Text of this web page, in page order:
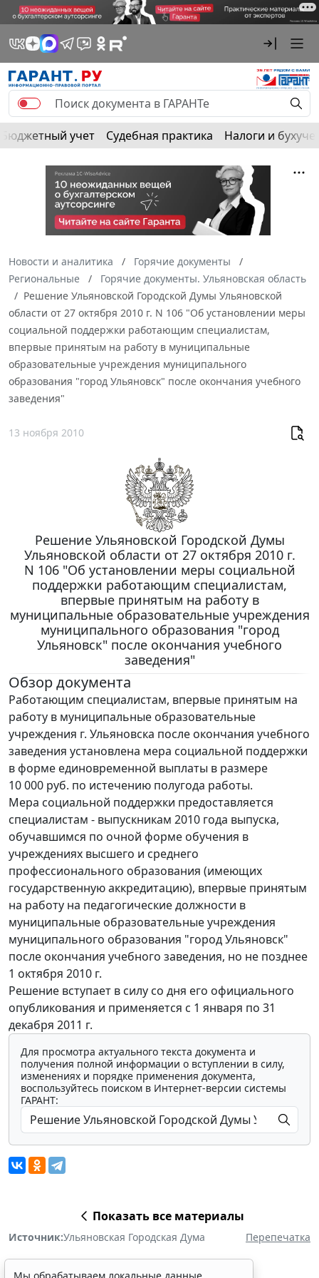
Бюджетный учет Судебная практика Налоги и
Новости и аналитика
Горячие документы
Региональные
Горячие документы. Ульяновская область
Решение Ульяновской Городской Думы Ульяновской
области от 27 октября 2010 г. N 106 "Об установлении меры
социальной поддержки работающим специалистам,
впервые принятым на работу в муниципальные
образовательные учреждения муниципального
образования "город Ульяновск" после окончания учебного
заведения"
13 ноября 2010
Решение Ульяновской Городской Думы
Ульяновской области от 27 октября 2010 г.
N 106 "Об установлении меры социальной
поддержки работающим специалистам,
впервые принятым на работу в
муниципальные образовательные учреждения
муниципального образования "город
Ульяновск" после окончания учебного
заведения"
Обзор документа
Работающим специалистам, впервые принятым на
работу в муниципальные образовательные
учреждения г. Ульяновска после окончания учебного
заведения установлена мера социальной поддержки
в форме единовременной выплаты в размере
10 000 руб. по истечению полугода работы.
Мера социальной поддержки предоставляется
специалистам - выпускникам 2010 года выпуска,
обучавшимся по очной форме обучения в
учреждениях высшего и среднего
профессионального образования (имеющих
государственную аккредитацию), впервые принятым
на работу на педагогические должности в
муниципальные образовательные учреждения
муниципального образования "город Ульяновск"
после окончания учебного заведения, но не позднее
1 октября 2010 г.
Решение вступает в силу со дня его официального
опубликования и применяется с 1 января по 31
декабря 2011 г.
Для просмотра актуального текста документа и
получения полной информации о вступлении в силу,
изменениях и порядке применения документа,
воспользуйтесь поиском в Интернет-версии системы
ГАРАНТ:
Показать все материалы
Источник:Ульяновская Городская Дума Перепечатка